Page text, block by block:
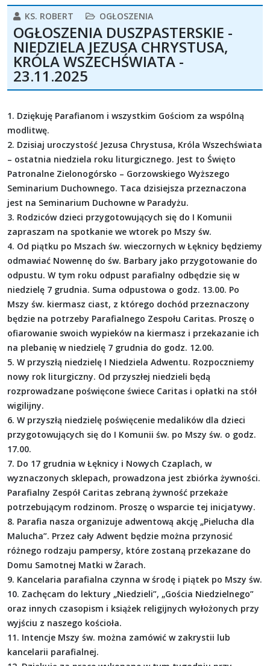
KS. ROBERT OGŁOSZENIA
OGŁOSZENIA DUSZPASTERSKIE -
NIEDZIELA JEZUSA CHRYSTUSA,
KRÓLA WSZECHŚWIATA -
23.11.2025
1. Dziękuję Parafianom i wszystkim Gościom za wspólną
modlitwę.
2. Dzisiaj uroczystość Jezusa Chrystusa, Króla Wszechświata
– ostatnia niedziela roku liturgicznego. Jest to Święto
Patronalne Zielonogórsko – Gorzowskiego Wyższego
Seminarium Duchownego. Taca dzisiejsza przeznaczona
jest na Seminarium Duchowne w Paradyżu.
3. Rodziców dzieci przygotowujących się do I Komunii
zapraszam na spotkanie we wtorek po Mszy św.
4. Od piątku po Mszach św. wieczornych w Łęknicy będziemy
odmawiać Nowennę do św. Barbary jako przygotowanie do
odpustu. W tym roku odpust parafialny odbędzie się w
niedzielę 7 grudnia. Suma odpustowa o godz. 13.00. Po
Mszy św. kiermasz ciast, z którego dochód przeznaczony
będzie na potrzeby Parafialnego Zespołu Caritas. Proszę o
ofiarowanie swoich wypieków na kiermasz i przekazanie ich
na plebanię w niedzielę 7 grudnia do godz. 12.00.
5. W przyszłą niedzielę I Niedziela Adwentu. Rozpoczniemy
nowy rok liturgiczny. Od przyszłej niedzieli będą
rozprowadzane poświęcone świece Caritas i opłatki na stół
wigilijny.
6. W przyszłą niedzielę poświęcenie medalików dla dzieci
przygotowujących się do I Komunii św. po Mszy św. o godz.
17.00.
7. Do 17 grudnia w Łęknicy i Nowych Czaplach, w
wyznaczonych sklepach, prowadzona jest zbiórka żywności.
Parafialny Zespół Caritas zebraną żywność przekaże
potrzebującym rodzinom. Proszę o wsparcie tej inicjatywy.
8. Parafia nasza organizuje adwentową akcję „Pielucha dla
Malucha”. Przez cały Adwent będzie można przynosić
różnego rodzaju pampersy, które zostaną przekazane do
Domu Samotnej Matki w Żarach.
9. Kancelaria parafialna czynna w środę i piątek po Mszy św.
10. Zachęcam do lektury „Niedzieli”, „Gościa Niedzielnego”
oraz innych czasopism i książek religijnych wyłożonych przy
wyjściu z naszego kościoła.
11. Intencje Mszy św. można zamówić w zakrystii lub
kancelarii parafialnej.